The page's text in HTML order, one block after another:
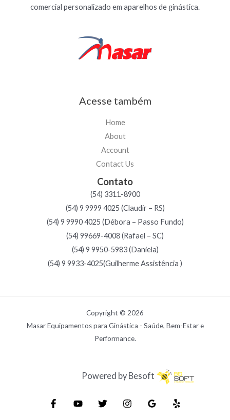
comercial personalizado em aparelhos de ginástica.
Acesse também
Home
About
Account
Contact Us
Contato
(54) 3311-8900
(54) 9 9999 4025 (Claudir – RS)
(54) 9 9990 4025 (Débora – Passo Fundo)
(54) 99669-4008 (Rafael – SC)
(54) 9 9950-5983 (Daniela)
(54) 9 9933-4025(Guilherme Assistência )
Copyright © 2026
Masar Equipamentos para Ginástica - Saúde, Bem-Estar e
Performance.
Powered by Besoft